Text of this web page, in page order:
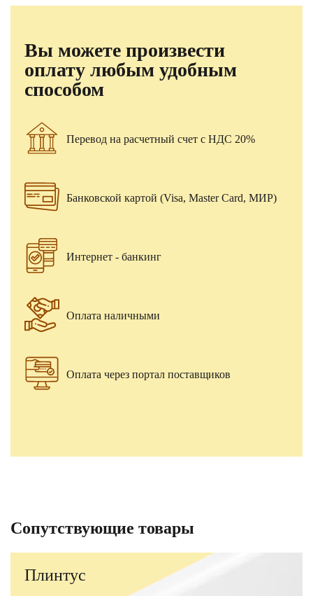
Вы можете произвести
оплату любым удобным
способом
Перевод на расчетный счет с НДС 20%
Банковской картой (Visa, Master Card, МИР)
Интернет - банкинг
Оплата наличными
Оплата через портал поставщиков
Сопутствующие товары
Плинтус